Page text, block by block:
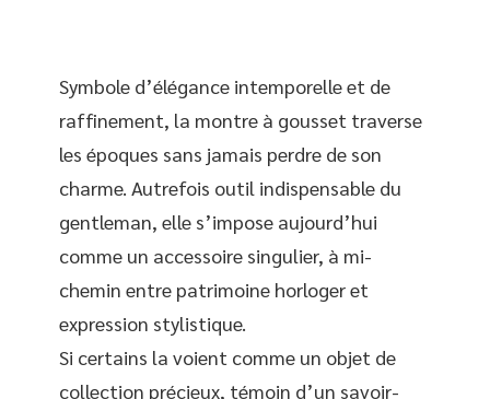
Symbole d’élégance intemporelle et de
raffinement, la montre à gousset traverse
les époques sans jamais perdre de son
charme. Autrefois outil indispensable du
gentleman, elle s’impose aujourd’hui
comme un accessoire singulier, à mi-
chemin entre patrimoine horloger et
expression stylistique.
Si certains la voient comme un objet de
collection précieux, témoin d’un savoir-